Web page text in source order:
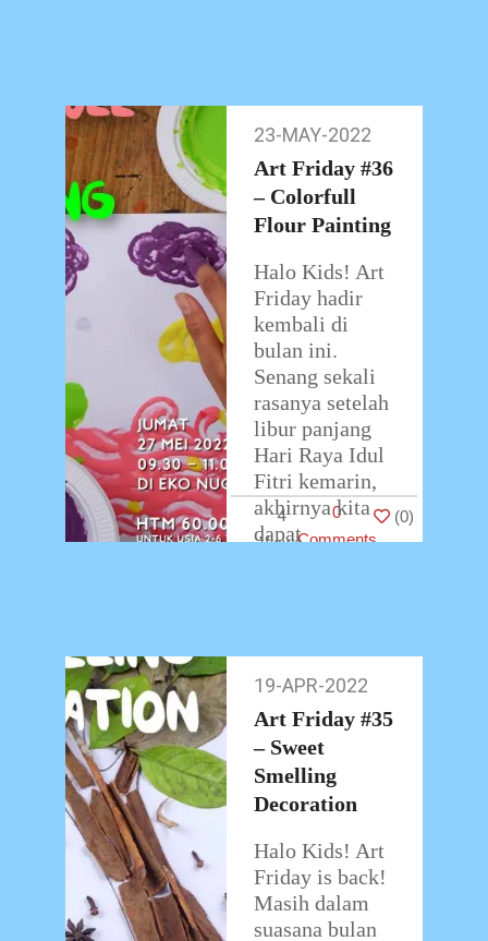
May-
2022
23-MAY-2022
Art Friday #36
– Colorfull
Flour Painting
Halo Kids! Art
Friday hadir
kembali di
bulan ini.
Senang sekali
rasanya setelah
libur panjang
Hari Raya Idul
Fitri kemarin,
akhirnya kita
dapat
4
0
Comments
(0)
19-
Apr-
19-APR-2022
Art Friday #35
– Sweet
Smelling
Decoration
Halo Kids! Art
Friday is back!
Masih dalam
suasana bulan